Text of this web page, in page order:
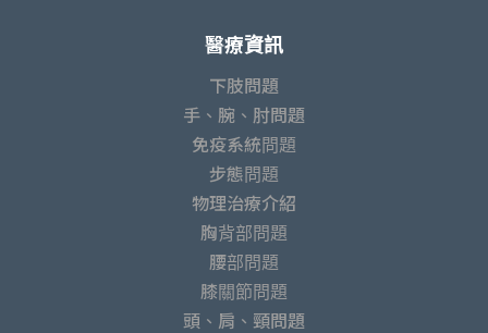
醫療資訊
下肢問題
手、腕、肘問題
免疫系統問題
步態問題
物理治療介紹
胸背部問題
腰部問題
膝關節問題
頭、肩、頸問題